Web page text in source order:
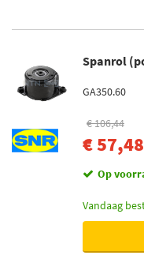
Spanrol
GA350.60
€ 106,44
€ 57,48
Op
Vandaag